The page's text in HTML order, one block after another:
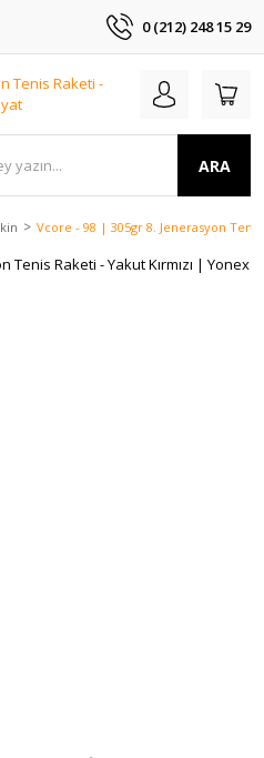
0 (212) 248 15 29
ARA
Vcore - 98 | 305gr 8. Jenerasyon